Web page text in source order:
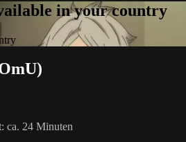
in your country
ca. 24 Minuten